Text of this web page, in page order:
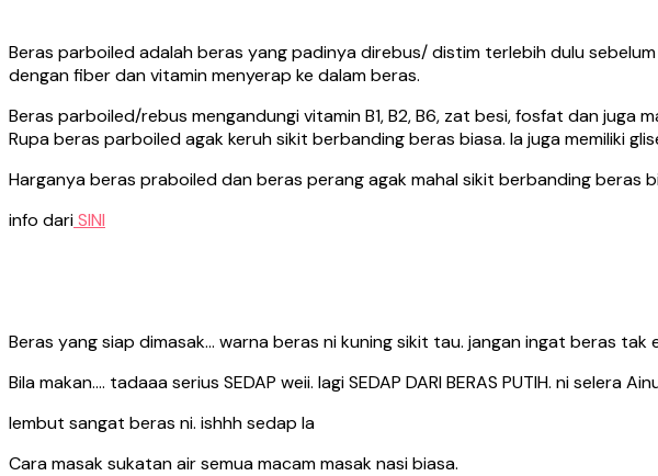
Beras parboiled adalah beras yang padinya direbus/ distim terlebih dulu
dengan fiber dan vitamin menyerap ke dalam beras.
Beras parboiled/rebus mengandungi vitamin B1, B2, B6, zat besi, fosfat dan juga
Rupa beras parboiled agak keruh sikit berbanding beras biasa. Ia juga memiliki
Harganya beras praboiled dan beras perang agak mahal sikit berbanding beras
info dariSINI
Beras yang siap dimasak… warna beras ni kuning sikit tau. jangan ingat beras tak
Bila makan…. tadaaa serius SEDAP weii. lagi SEDAP DARI BERAS PUTIH. ni selera
lembut sangat beras ni. ishhh sedap la
Cara masak sukatan air semua macam masak nasi biasa.